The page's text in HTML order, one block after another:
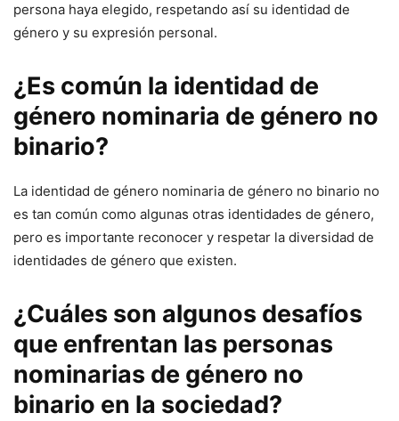
persona haya elegido, respetando así su identidad de
género y su expresión personal.
¿Es común la identidad de
género nominaria de género no
binario?
La identidad de género nominaria de género no binario no
es tan común como algunas otras identidades de género,
pero es importante reconocer y respetar la diversidad de
identidades de género que existen.
¿Cuáles son algunos desafíos
que enfrentan las personas
nominarias de género no
binario en la sociedad?